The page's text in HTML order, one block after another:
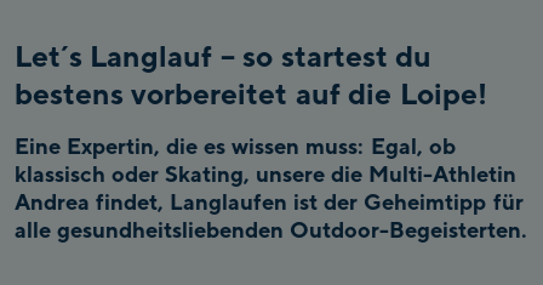
Let´s Langlauf – so startest du
bestens vorbereitet auf die Loipe!
Eine Expertin, die es wissen muss: Egal, ob
klassisch oder Skating, unsere die Multi-Athletin
Andrea findet, Langlaufen ist der Geheimtipp für
alle gesundheitsliebenden Outdoor-Begeisterten.